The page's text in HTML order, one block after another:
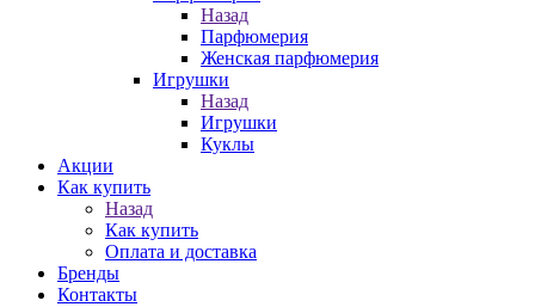
Назад
Парфюмерия
Женская парфюмерия
Игрушки
Назад
Игрушки
Куклы
Акции
Как купить
Назад
Как купить
Оплата и доставка
Бренды
Контакты